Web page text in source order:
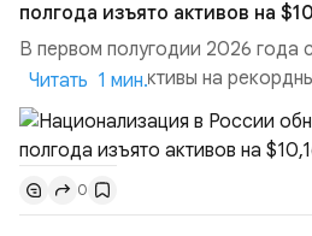
полгода изъято активов на
В первом полугодии 2026 года
государству активы на
подсчитали аналитики AK&M.
чем за аналогичный период
Всего зафиксировано 15
транзакций, которые
объёма всего российского
Читать 1 мин.
0